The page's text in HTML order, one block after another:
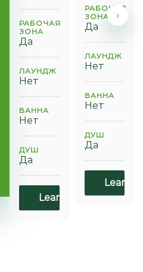
РАБОЧАЯ
ЗОНА
Да
ЛАУНДЖ
Нет
ВАННА
Нет
ДУШ
Да
Learn more
РАБОЧАЯ
ЗОНА
Да
ЛАУНДЖ
Нет
ВАННА
Нет
ДУШ
Да
Learn
›